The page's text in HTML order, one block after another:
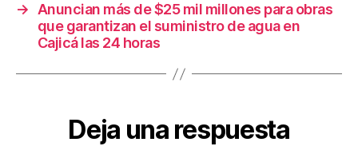
→ Anuncian más de $25 mil millones para obras
que garantizan el suministro de agua en
Cajicá las 24 horas
Deja una respuesta